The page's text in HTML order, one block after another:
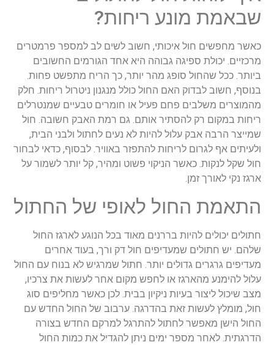
שבאמת מונע ריחות?
כאשר מחפשים חול איכותי, חשוב לשים לב למספר פרמטרים
מרכזיים. יכולת ספיגה גבוהה היא אחד הגורמים החשובים
ביותר. ככל שהחול סופג מהר יותר, כך הריח מתפשט פחות.
בנוסף, חשוב לבדוק האם החול כולל מנגנון ניטרול ריחות. חלק
מהמוצרים משלבים פחם פעיל או חומרים טבעיים שמנטרלים
ריחות במקום רק להסתיר אותם. גם רמת האבק חשובה. חול
שמייצר הרבה אבק עלול להיות לא נעים לחתול ולבני הבית,
ולעיתים אף לגרום לריחות להתפזר באוויר. לבסוף, כדאי לבחור
חול שקל לנקות. כאשר הניקוי פשוט ומהיר, קל יותר לשמור על
ארגז נקי לאורך זמן.
התאמת החול לאופי של החתול
חתולים יכולים להיות בררנים מאוד בכל הנוגע לארגז החול
שלהם יש חתולים שמעדיפים חול דק ורך, בעוד אחרים
מעדיפים גרגרים גדולים יותר חתול שמרגיש לא בנוח עם החול
עלול להימנע מהארגז או לחפש מקום אחר לעשות את צרכיו,
מצב שיכול ליצור בעיות ניקיון בבית לכן כאשר מחליפים סוג
חול, מומלץ לעשות זאת בהדרגה ערבוב של החול החדש עם
החול הישן מאפשר לחתול להתרגל למרקם החדש בצורה
הדרגתית לאחר מספר ימים ניתן להגדיל את כמות החול